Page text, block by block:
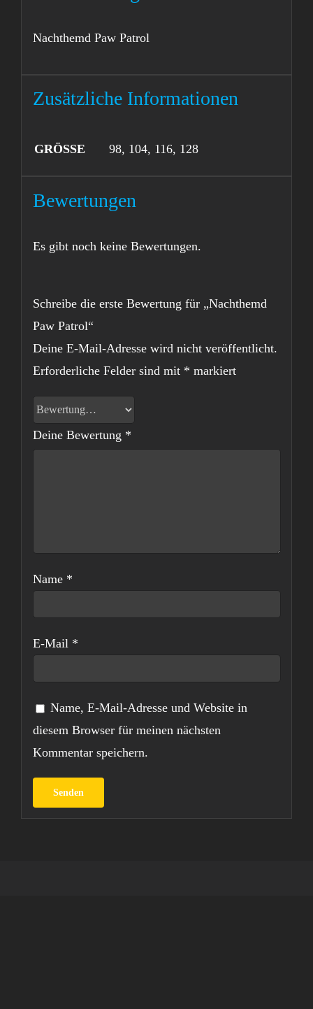
Nachthemd Paw Patrol
Zusätzliche Informationen
GRÖSSE 98, 104, 116, 128
Bewertungen
Es gibt noch keine Bewertungen.
Schreibe die erste Bewertung für „Nachthemd
Paw Patrol“
Deine E-Mail-Adresse wird nicht veröffentlicht.
Erforderliche Felder sind mit * markiert
Deine Bewertung *
Name *
E-Mail *
Name, E-Mail-Adresse und Website in
diesem Browser für meinen nächsten
Kommentar speichern.